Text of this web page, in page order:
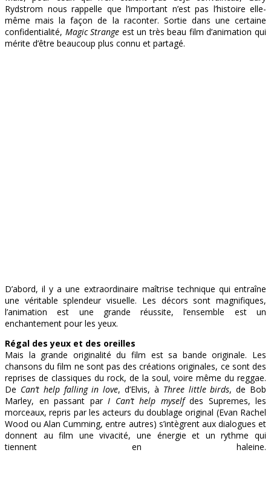
Rydstrom nous rappelle que l’important n’est pas l’histoire elle-
même mais la façon de la raconter. Sortie dans une certaine
confidentialité, Magic Strange est un très beau film d’animation qui
mérite d’être beaucoup plus connu et partagé.
D’abord, il y a une extraordinaire maîtrise technique qui entraîne
une véritable splendeur visuelle. Les décors sont magnifiques,
l’animation est une grande réussite, l’ensemble est un
enchantement pour les yeux.
Régal des yeux et des oreilles
Mais la grande originalité du film est sa bande originale. Les
chansons du film ne sont pas des créations originales, ce sont des
reprises de classiques du rock, de la soul, voire même du reggae.
De Can’t help falling in love, d’Elvis, à Three little birds, de Bob
Marley, en passant par I Can’t help myselfdes Supremes, les
morceaux, repris par les acteurs du doublage original (Evan Rachel
Wood ou Alan Cumming, entre autres) s’intègrent aux dialogues et
donnent au film une vivacité, une énergie et un rythme qui
tiennent en haleine.